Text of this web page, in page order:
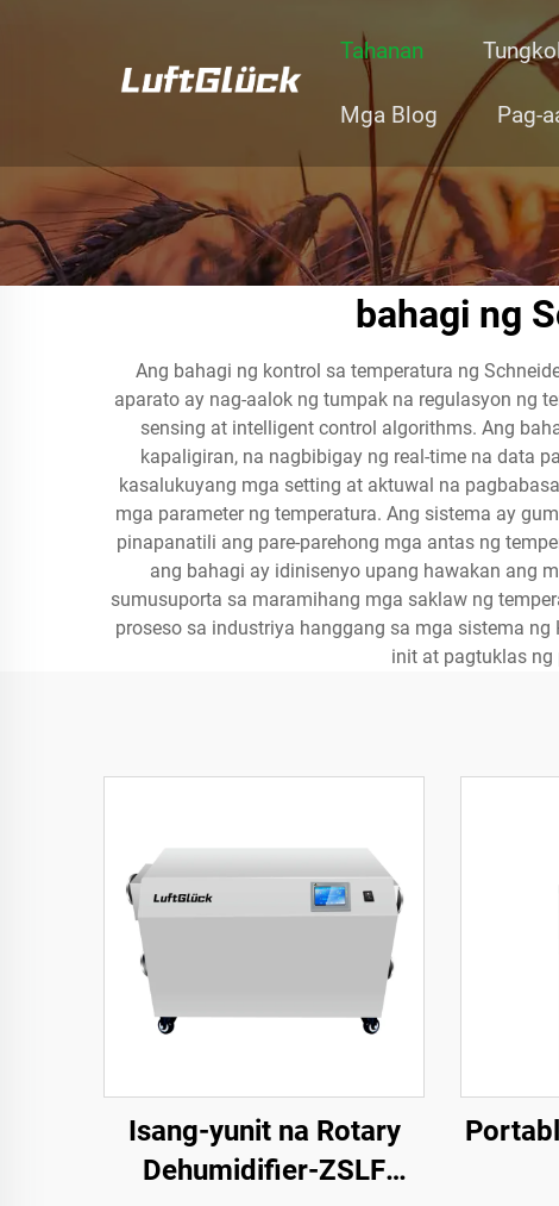
Tahanan
Mga Blog Pag-
bahagi ng
Ang bahagi ng kontrol sa temperatura ng
aparato ay nag-aalok ng tumpak na regulasyon ng
sensing at intelligent control algorithms. Ang
kapaligiran, na nagbibigay ng real-time na data
kasalukuyang mga setting at aktuwal na
mga parameter ng temperatura. Ang sistema ay
pinapanatili ang pare-parehong mga antas ng
ang bahagi ay idinisenyo upang hawakan ang
sumusuporta sa maramihang mga saklaw ng
proseso sa industriya hanggang sa mga sistema
init at pagtuklas ng
Isang-yunit na Rotary
Dehumidifier-ZSLF